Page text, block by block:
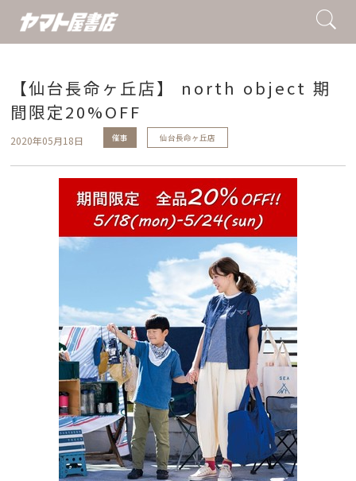
【仙台長命ヶ丘店】 north object 期
間限定20%OFF
2020年05月18日 催事 仙台長命ヶ丘店